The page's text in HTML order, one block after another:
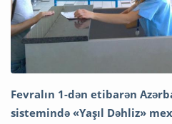
Fevralın 1-dən etibarən
sistemində «Yaşıl Dəhliz»